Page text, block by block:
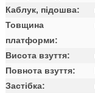
Каблук, підошва:
Товщина
платформи:
Висота взуття:
Повнота взуття:
Застібка: